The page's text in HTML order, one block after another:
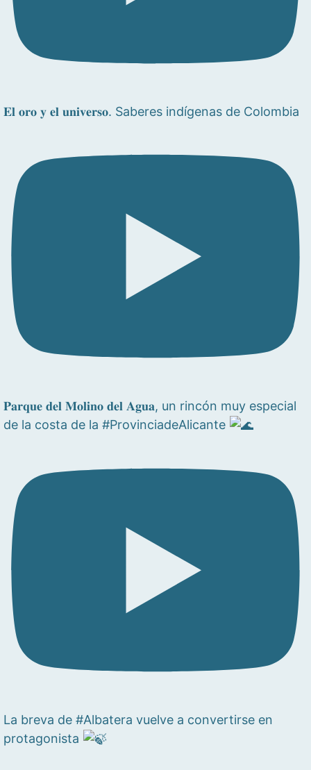
𝐄𝐥 𝐨𝐫𝐨 𝐲 𝐞𝐥 𝐮𝐧𝐢𝐯𝐞𝐫𝐬𝐨. Saberes indígenas de Colombia
𝐏𝐚𝐫𝐪𝐮𝐞 𝐝𝐞𝐥 𝐌𝐨𝐥𝐢𝐧𝐨 𝐝𝐞𝐥 𝐀𝐠𝐮𝐚, un rincón muy especial
de la costa de la #ProvinciadeAlicante
La breva de #Albatera vuelve a convertirse en
protagonista